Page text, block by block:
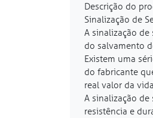
Descrição do
Sinalização de
A sinalização
do salvamento
Existem uma
do fabricante
real valor da
A sinalização de
resistência e